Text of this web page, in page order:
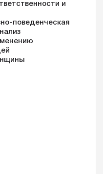
и
поведенческая